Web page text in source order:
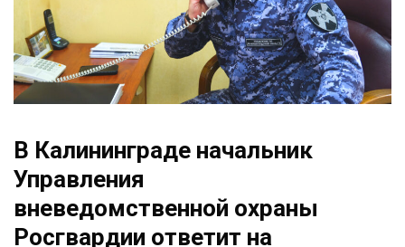
В Калининграде начальник
Управления
вневедомственной охраны
Росгвардии ответит на